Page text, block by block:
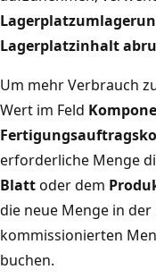
Lagerplatzinhalt
Um mehr Verbrauch
Wert im Feld
erforderliche Menge
Blattoder dem
die neue Menge in
kommissionierten
buchen.